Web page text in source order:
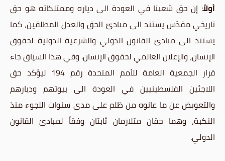
أولاً: إن حق شعبنا في العودة الى دياره وممتلكاته هو حق
تاريخي مقدّس يستند الى مبادئ الحق والعدل المطلقين، كما
يستند الى مبادئ القانون الدولي والشرعية الدولية لحقوق
الإنسان، والإعلان العالمي لحقوق الإنسان. وفي هذا السياق جاء
قرار الجمعية العامة للأمم المتحدة رقم 194 ليؤكد حق
اللاجئين الفلسطينيين في العودة الى بيوتهم وديارهم
والتعويض عن ما عانوه من ظلم على مدى سنوات اللجوء منذ
النكبة، وهما حقان متلازمان ثابتان وفقاً لمبادئ القانون
الدولي.